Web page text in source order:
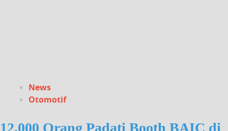
News
Otomotif
12.000 Orang Padati Booth BAIC di